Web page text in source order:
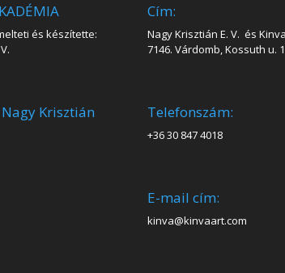
és készítette:
Krisztián
Cím:
Nagy Krisztián E. V. és
7146. Várdomb, Kossuth u.
Telefonszám:
+36 30 847 4018
E-mail cím:
kinva@kinvaart.com